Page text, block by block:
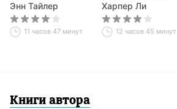
Энн Тайлер
11 часов 47 минут
Харпер Ли
12 часов 45 минут
Книги автора